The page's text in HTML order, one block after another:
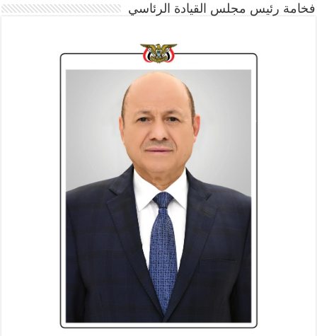
فخامة رئيس مجلس القيادة الرئاسي